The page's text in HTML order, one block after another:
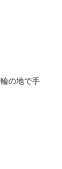
の地で手